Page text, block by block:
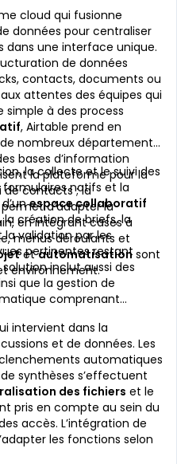
cloud qui fusionne
données pour centraliser
dans une interface unique.
de données
contacts, documents ou
attentes des équipes qui
simple à des process
, Airtable prend en
nombreux départements
bases d’information
la plateforme pour la
de contacts ; la
d’adapter la
en intégrant cases à
menus déroulants et
etautomatisation sont
environnement.
la collecte et le suivi des
natifs et la
espace collaboratif
création de briefs, la
validation par les
pertinentes restant
inclut aussi des
que la gestion de
comprenant
intervient dans la
et de données. Les
automatiques
synthèses s’effectuent
des fichiers et le
pris en compte au sein du
accès. L’intégration de
les fonctions selon